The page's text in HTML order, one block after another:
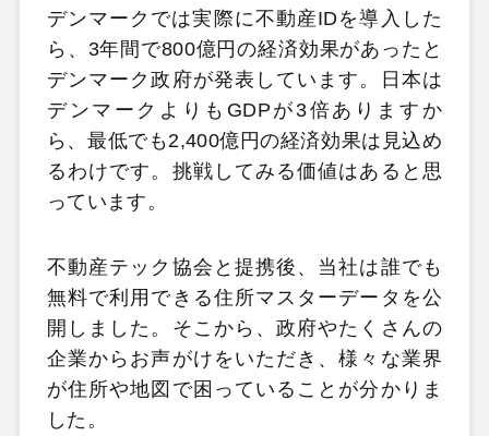
デンマークでは実際に不動産IDを導入した
ら、3年間で800億円の経済効果があったと
デンマーク政府が発表しています。日本は
デンマークよりもGDPが3倍ありますか
ら、最低でも2,400億円の経済効果は見込め
るわけです。挑戦してみる価値はあると思
っています。
不動産テック協会と提携後、当社は誰でも
無料で利用できる住所マスターデータを公
開しました。そこから、政府やたくさんの
企業からお声がけをいただき、様々な業界
が住所や地図で困っていることが分かりま
した。